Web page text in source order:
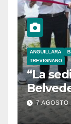
ANGUILLARA
TREVIGNANO
“La
7 AGOSTO